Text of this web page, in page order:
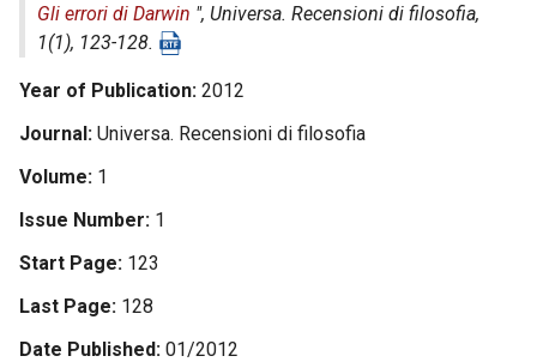
Gli errori di Darwin ", Universa. Recensioni di filosofia,
1(1), 123-128.
Year of Publication 2012
Journal Universa. Recensioni di filosofia
Volume 1
Issue Number 1
Start Page 123
Last Page 128
Date Published 01/2012